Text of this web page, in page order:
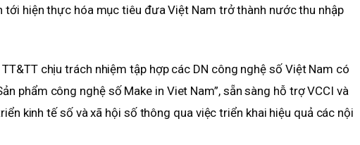
tới hiện thực hóa mục tiêu đưa Việt Nam trở thành nước thu nhập
chịu trách nhiệm tập hợp các DN công nghệ số Việt Nam có
phẩm công nghệ số Make in Viet Nam”, sẵn sàng hỗ trợ VCCI và
kinh tế số và xã hội số thông qua việc triển khai hiệu quả các nội